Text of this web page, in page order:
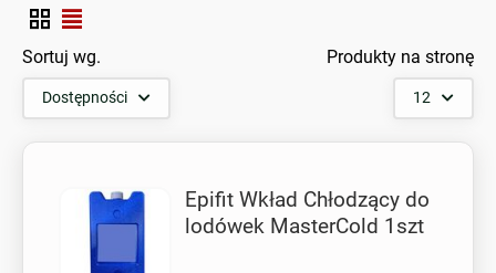
Sortuj wg.
Dostępności 12
Produkty na stronę
Epifit Wkład Chłodzący do
lodówek MasterCold 1szt